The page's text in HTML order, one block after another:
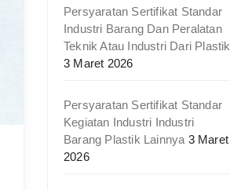
Persyaratan Sertifikat Standar
Industri Barang Dan Peralatan
Teknik Atau Industri Dari Plastik
3 Maret 2026
Persyaratan Sertifikat Standar
Kegiatan Industri Industri
Barang Plastik Lainnya 3 Maret
2026